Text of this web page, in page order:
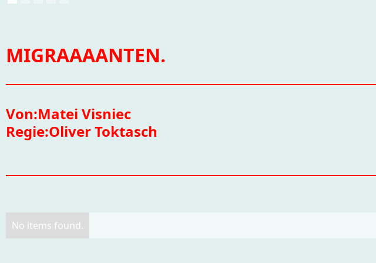
MIGRAAAANTEN.
Von:Matei Visniec
Regie:Oliver Toktasch
No items found.